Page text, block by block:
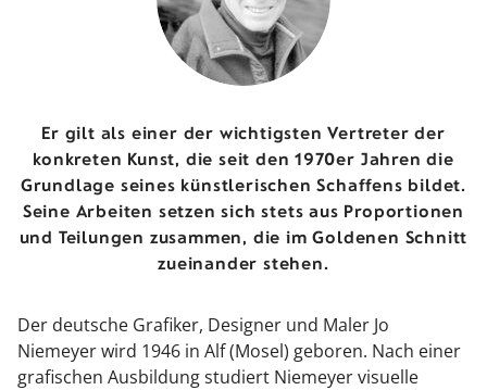
Er gilt als einer der wichtigsten Vertreter der
konkreten Kunst, die seit den 1970er Jahren die
Grundlage seines künstlerischen Schaffens bildet.
Seine Arbeiten setzen sich stets aus Proportionen
und Teilungen zusammen, die im Goldenen Schnitt
zueinander stehen.
Der deutsche Grafiker, Designer und Maler Jo
Niemeyer wird 1946 in Alf (Mosel) geboren. Nach einer
grafischen Ausbildung studiert Niemeyer visuelle